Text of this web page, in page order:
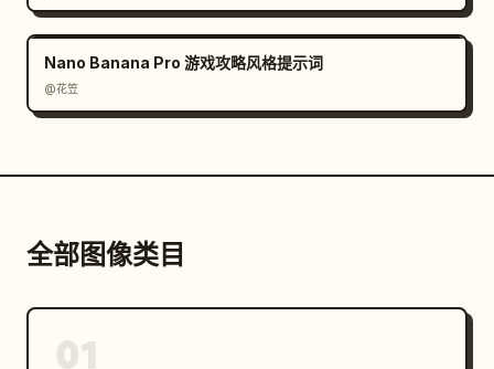
Nano Banana Pro 游戏攻略风格提示词
@花笠
全部图像类目